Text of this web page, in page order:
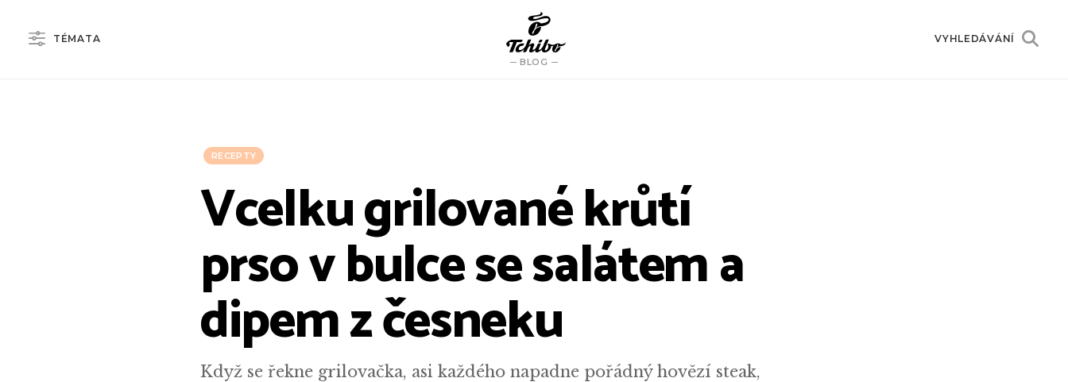
TÉMATA
BLOG
VYHLEDÁVÁNÍ
RECEPTY
Vcelku grilované krůtí
prso v bulce se salátem a
dipem z česneku
Když se řekne grilovačka, asi každého napadne pořádný hovězí steak,